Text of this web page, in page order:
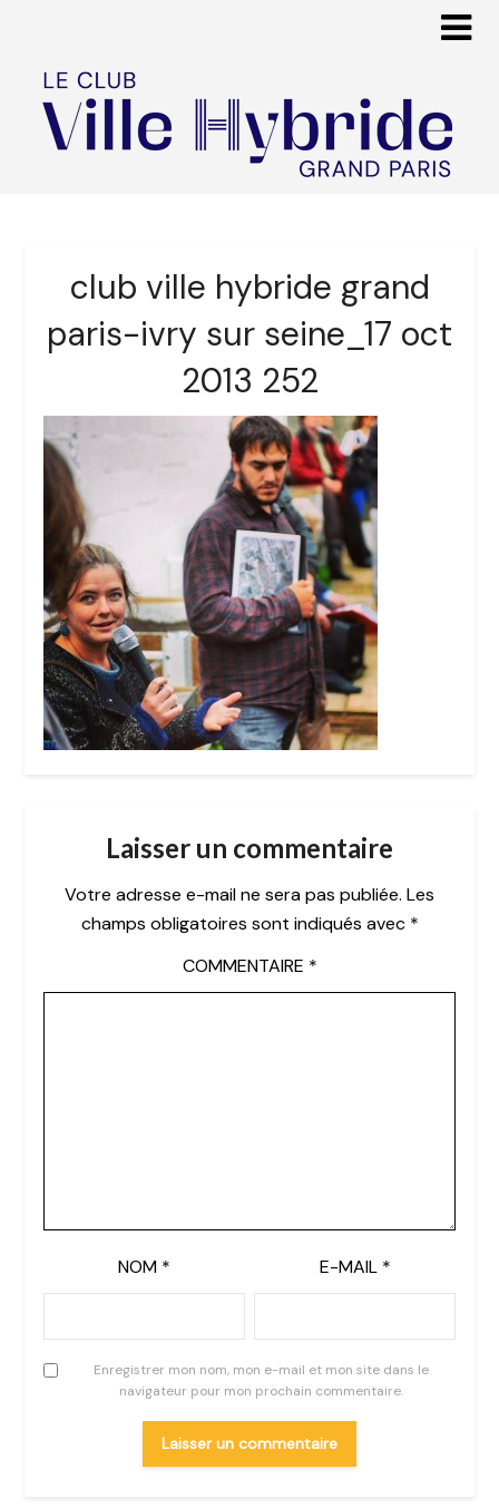
club ville hybride grand
paris-ivry sur seine_17 oct
2013 252
Laisser un commentaire
Votre adresse e-mail ne sera pas publiée. Les
champs obligatoires sont indiqués avec *
COMMENTAIRE *
NOM * E-MAIL *
Enregistrer mon nom, mon e-mail et mon site dans le
navigateur pour mon prochain commentaire.